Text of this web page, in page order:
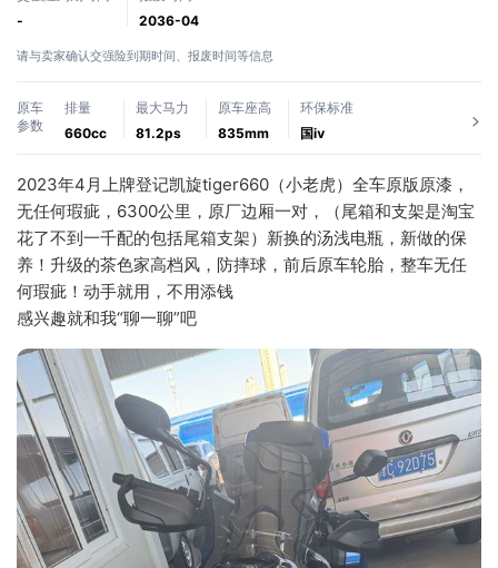
-
2036-04
请与卖家确认交强险到期时间、报废时间等信息
原车
参数
排量
660cc
最大马力
81.2ps
原车座高
835mm
环保标准
国ⅳ
2023年4月上牌登记凯旋tiger660（小老虎）全车原版原漆，
无任何瑕疵，6300公里，原厂边厢一对，（尾箱和支架是淘宝
花了不到一千配的包括尾箱支架）新换的汤浅电瓶，新做的保
养！升级的茶色家高档风，防摔球，前后原车轮胎，整车无任
何瑕疵！动手就用，不用添钱
感兴趣就和我“聊一聊”吧